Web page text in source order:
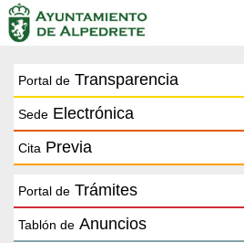
Portal de Transparencia
Sede Electrónica
Cita Previa
Portal de Trámites
Tablón de Anuncios